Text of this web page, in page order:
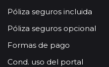
Póliza seguros incluida
Póliza seguros opcional
Formas de pago
Cond. uso del portal